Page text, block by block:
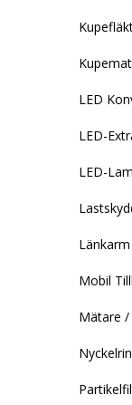
LED
LED-
LED-
Länkarm
Mobil
Mätare